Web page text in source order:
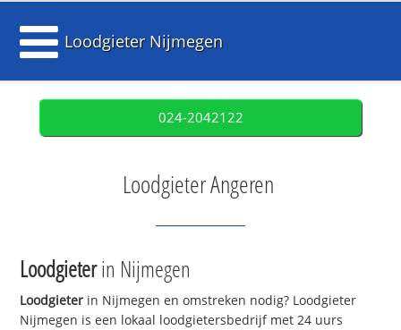
Loodgieter Nijmegen
024-2042122
Loodgieter Angeren
Loodgieterin Nijmegen
Loodgieter in Nijmegen en omstreken nodig? Loodgieter
Nijmegen is een lokaal loodgietersbedrijf met 24 uurs